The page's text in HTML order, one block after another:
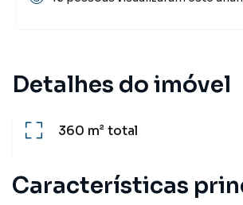
Detalhes do imóvel
360 m²total
Características